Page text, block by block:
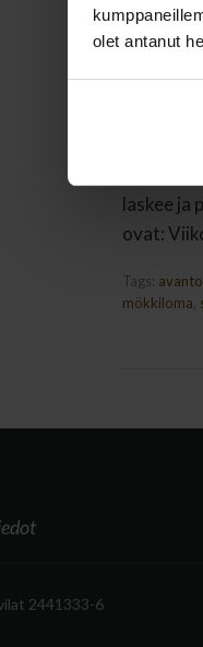
olet antanut
laskee ja
ovat:
Tags: avanto
mökkiloma
2441333-6